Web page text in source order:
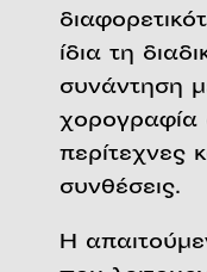
ίδια τη
συνάντηση
χορογραφία
περίτεχνες
συνθέσεις.
Η